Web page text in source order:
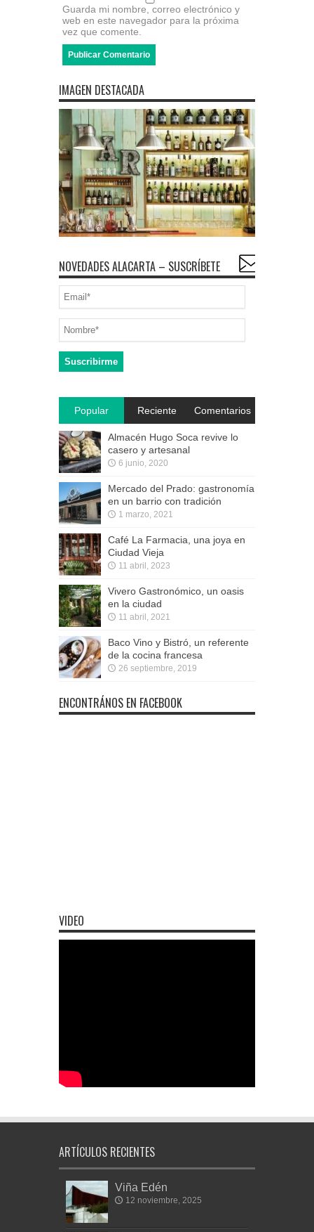
Guarda mi nombre, correo electrónico y
web en este navegador para la próxima
vez que comente.
IMAGEN DESTACADA
NOVEDADES ALACARTA – SUSCRÍBETE
Popular Reciente Comentarios
Almacén Hugo Soca revive lo
casero y artesanal
6 junio, 2020
Mercado del Prado: gastronomía
en un barrio con tradición
1 marzo, 2021
Café La Farmacia, una joya en
Ciudad Vieja
11 abril, 2023
Vivero Gastronómico, un oasis
en la ciudad
11 abril, 2021
Baco Vino y Bistró, un referente
de la cocina francesa
26 septiembre, 2019
ENCONTRÁNOS EN FACEBOOK
VIDEO
ARTÍCULOS RECIENTES
Viña Edén
12 noviembre, 2025